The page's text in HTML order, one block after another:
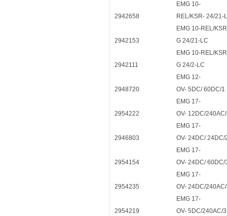
2942658
EMG 10-
REL/KSR- 24/21-
2942153
EMG 10-REL/
G 24/21-LC
2942111
EMG 10-REL/
G 24/2-LC
2948720
EMG 12-
OV- 5DC/ 60DC/1
2954222
EMG 17-
OV- 12DC/
2946803
EMG 17-
OV- 24DC/ 24DC/
2954154
EMG 17-
OV- 24DC/ 60DC/
2954235
EMG 17-
OV- 24DC/
2954219
EMG 17-
OV- 5DC/240AC/3